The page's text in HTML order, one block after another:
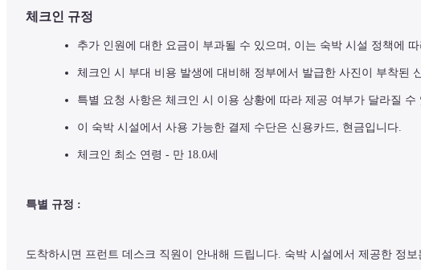
체크인 규정
추가 인원에 대한 요금이 부과될 수 있으며, 이는 숙박 시설 정책에
체크인 시 부대 비용 발생에 대비해 정부에서 발급한 사진이 부착된
특별 요청 사항은 체크인 시 이용 상황에 따라 제공 여부가 달라질
이 숙박 시설에서 사용 가능한 결제 수단은 신용카드, 현금입니다.
체크인 최소 연령 - 만 18.0세
특별 규정 :
도착하시면 프런트 데스크 직원이 안내해 드립니다. 숙박 시설에서 제공한 정